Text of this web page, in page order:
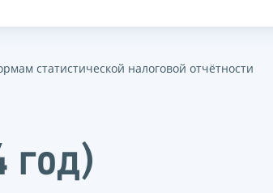
статистической налоговой отчётности
год)